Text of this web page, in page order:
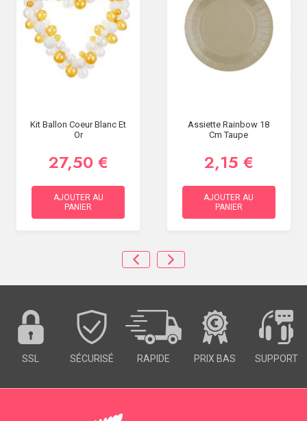
Kit Ballon Coeur Blanc Et
Or
27,50 €
AJOUTER AU
PANIER
Assiette Rainbow 18
Cm Taupe
2,15 €
AJOUTER AU
PANIER
SSL SÉCURISÉ RAPIDE PRIX BAS SUPPORT